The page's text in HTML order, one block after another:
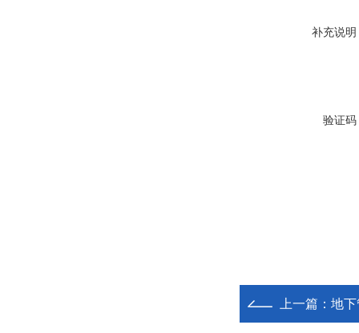
补充说明
验证码
上一篇： 地